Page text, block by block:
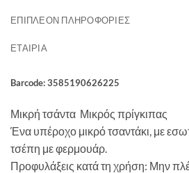
ΕΠΙΠΛΈΟΝ ΠΛΗΡΟΦΟΡΊΕΣ
ΕΤΑΙΡΊΑ
Barcode: 3585190626225
Μικρή τσάντα Μικρός πρίγκιπας
Ένα υπέροχο μικρό τσαντάκι, με
τσέπη με φερμουάρ.
Προφυλάξεις κατά τη χρήση: Μην